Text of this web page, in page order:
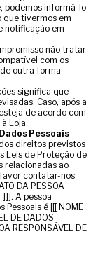
podemos informá-lo
que tivermos em
notificação em
não tratar
com os
outra forma
significa que
Caso, após a
de acordo com
Loja.
Pessoais
direitos previstos
Leis de Proteção de
relacionadas ao
contatar-nos
DA PESSOA
]]]. A pessoa
é [[[ NOME
DE DADOS
RESPONSÁVEL DE